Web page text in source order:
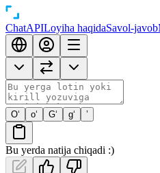
ChatAPILoyiha haqidaSavol-javob
O‘ o‘ G‘ g‘ ’
Bu yerda natija chiqadi :)